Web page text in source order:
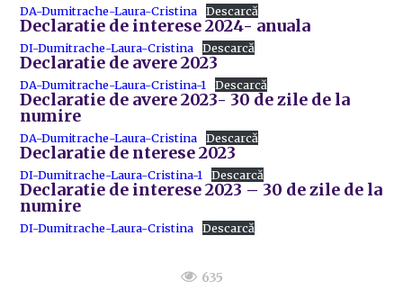
DA-Dumitrache-Laura-Cristina Descarcă
Declaratie de interese 2024- anuala
DI-Dumitrache-Laura-Cristina Descarcă
Declaratie de avere 2023
DA-Dumitrache-Laura-Cristina-1 Descarcă
Declaratie de avere 2023- 30 de zile de la
numire
DA-Dumitrache-Laura-Cristina Descarcă
Declaratie de nterese 2023
DI-Dumitrache-Laura-Cristina-1 Descarcă
Declaratie de interese 2023 – 30 de zile de la
numire
DI-Dumitrache-Laura-Cristina Descarcă
635